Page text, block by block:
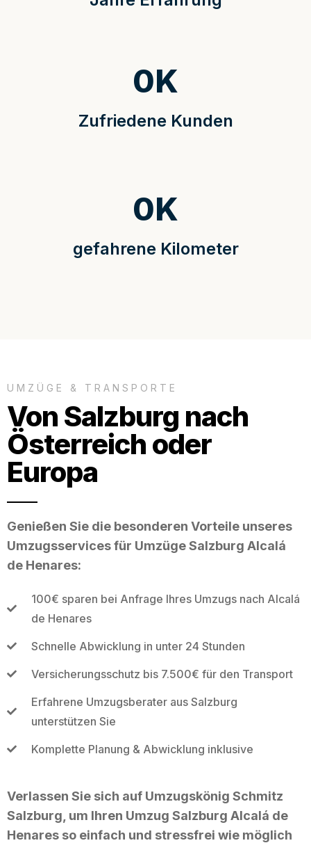
Zufriedene Kunden
0K
gefahrene Kilometer
0K
UMZÜGE & TRANSPORTE
Von Salzburg nach
Österreich oder
Europa
Genießen Sie die besonderen Vorteile unseres
Umzugsservices für Umzüge Salzburg Alcalá
de Henares:
100€ sparen bei Anfrage Ihres Umzugs nach Alcalá
de Henares
Schnelle Abwicklung in unter 24 Stunden
Versicherungsschutz bis 7.500€ für den Transport
Erfahrene Umzugsberater aus Salzburg
unterstützen Sie
Komplette Planung & Abwicklung inklusive
Verlassen Sie sich auf Umzugskönig Schmitz
Salzburg, um Ihren Umzug Salzburg Alcalá de
Henares so einfach und stressfrei wie möglich